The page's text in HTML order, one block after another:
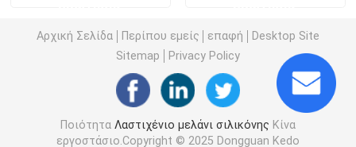
Σιλικόνη μεταλλινών
Στιλπνή σιλικόνη
Ηλεκτρικά αγώγιμο λάστιχο σιλικόνης
Αρχική Σελίδα Περίπου εμείς επαφή
Desktop Site
Sitemap
Privacy Policy
Ποιότητα Λαστιχένιο μελάνι σιλικόνης Κίνα
εργοστάσιο.Copyright © 2025 Dongguan Kedo